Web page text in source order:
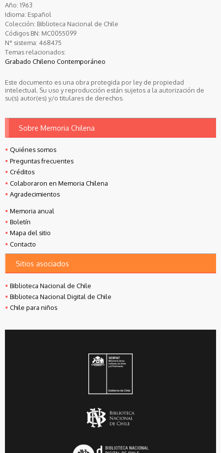
Año: 1963
Idioma: Español
Colección: Biblioteca Nacional de Chile
Códigos BN: MC0055099
N° sistema: 468475
Temas relacionados:
Grabado Chileno Contemporáneo
Este documento es una obra protegida por ley de propiedad
intelectual. Su uso y reproducción están sujetos a la autorización de
su(s) autor(es) y/o titulares de derechos.
Sobre Memoria Chilena
Quiénes somos
Preguntas frecuentes
Créditos
Colaboraron en Memoria Chilena
Agradecimientos
Memoria anual
Boletín
Mapa del sitio
Contacto
Sitios asociados
Biblioteca Nacional de Chile
Biblioteca Nacional Digital de Chile
Chile para niños